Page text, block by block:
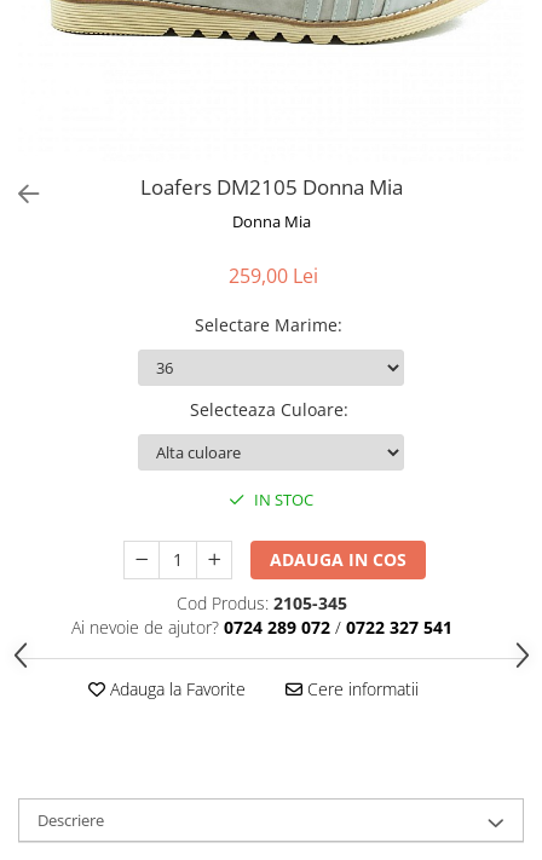
Loafers DM2105 Donna Mia
Donna Mia
259,00 Lei
Selectare Marime:
Selecteaza Culoare:
IN STOC
ADAUGA IN COS
Cod Produs: 2105-345
Ai nevoie de ajutor? 0724 289 072 / 0722 327 541
Adauga la Favorite Cere informatii
Descriere